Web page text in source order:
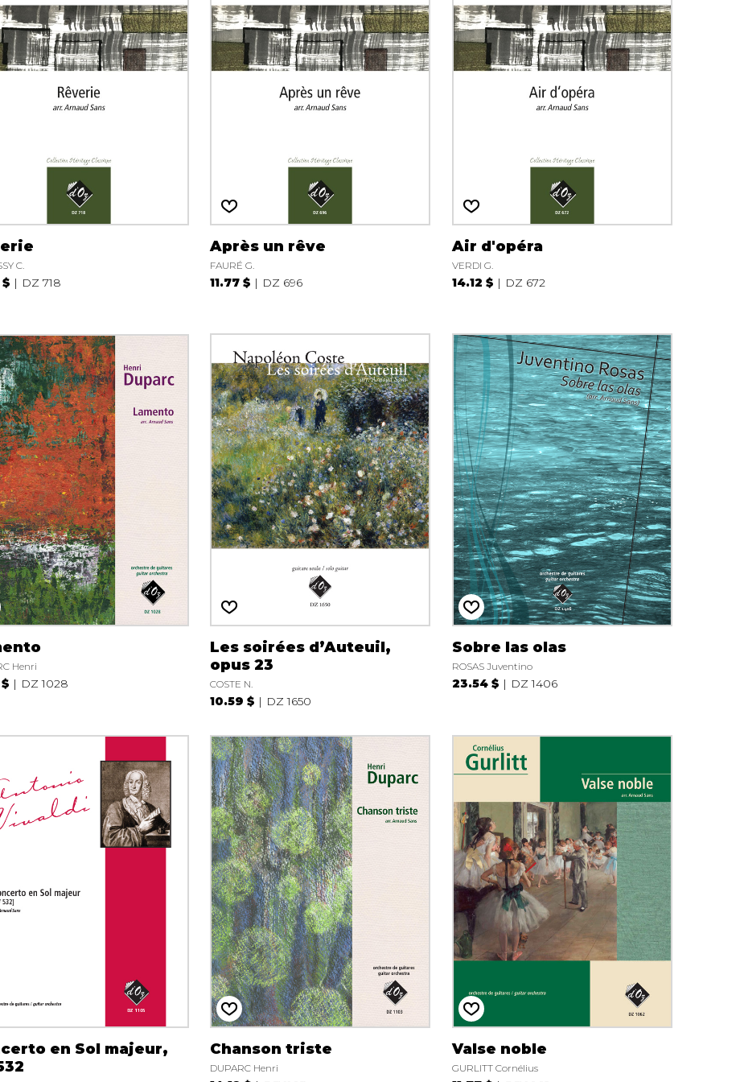
C.
$ DZ 718
Après un rêve
FAURÉ G.
11.77 $ DZ 696
Air d'opéra
VERDI G.
14.12 $ DZ 672
Henri
DZ 1028
Les soirées d’Auteuil,
opus 23
COSTE N.
10.59 $ DZ 1650
Sobre las olas
ROSAS Juventino
23.54 $ DZ 1406
en Sol majeur,
Chanson triste
DUPARC Henri
Valse noble
GURLITT Cornélius